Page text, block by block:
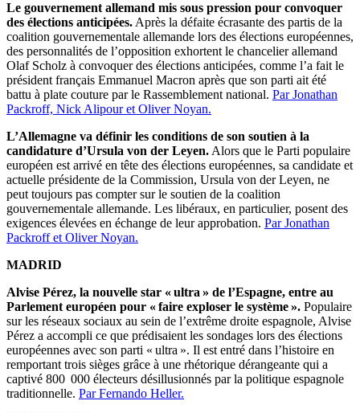
Le gouvernement allemand mis sous pression pour convoquer
des élections anticipées. Après la défaite écrasante des partis de la
coalition gouvernementale allemande lors des élections européennes,
des personnalités de l’opposition exhortent le chancelier allemand
Olaf Scholz à convoquer des élections anticipées, comme l’a fait le
président français Emmanuel Macron après que son parti ait été
battu à plate couture par le Rassemblement national. Par Jonathan
Packroff, Nick Alipour et Oliver Noyan.
L’Allemagne va définir les conditions de son soutien à la
candidature d’Ursula von der Leyen. Alors que le Parti populaire
européen est arrivé en tête des élections européennes, sa candidate et
actuelle présidente de la Commission, Ursula von der Leyen, ne
peut toujours pas compter sur le soutien de la coalition
gouvernementale allemande. Les libéraux, en particulier, posent des
exigences élevées en échange de leur approbation. Par Jonathan
Packroff et Oliver Noyan.
MADRID
Alvise Pérez, la nouvelle star « ultra » de l’Espagne, entre au
Parlement européen pour « faire exploser le système ». Populaire
sur les réseaux sociaux au sein de l’extrême droite espagnole, Alvise
Pérez a accompli ce que prédisaient les sondages lors des élections
européennes avec son parti « ultra ». Il est entré dans l’histoire en
remportant trois sièges grâce à une rhétorique dérangeante qui a
captivé 800 000 électeurs désillusionnés par la politique espagnole
traditionnelle. Par Fernando Heller.